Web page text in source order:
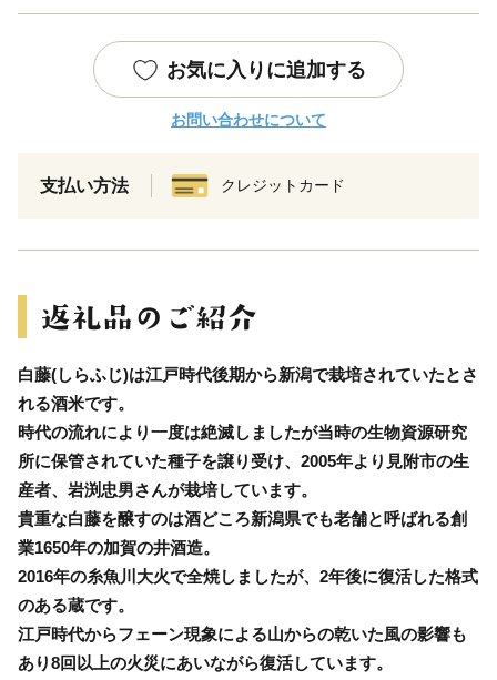
お気に入りに追加する
お問い合わせについて
支払い方法 クレジットカード
白藤(しらふじ)は江戸時代後期から新潟で栽培されていたとさ
れる酒米です。
時代の流れにより一度は絶滅しましたが当時の生物資源研究
所に保管されていた種子を譲り受け、2005年より見附市の生
産者、岩渕忠男さんが栽培しています。
貴重な白藤を醸すのは酒どころ新潟県でも老舗と呼ばれる創
業1650年の加賀の井酒造。
2016年の糸魚川大火で全焼しましたが、2年後に復活した格式
のある蔵です。
江戸時代からフェーン現象による山からの乾いた風の影響も
あり8回以上の火災にあいながら復活しています。